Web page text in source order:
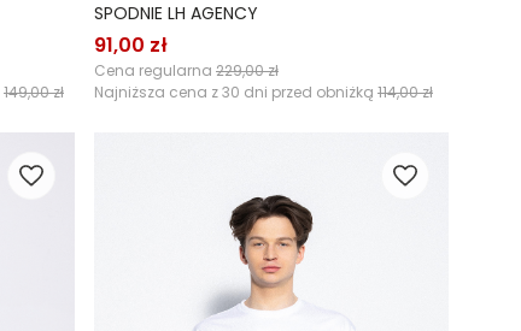
149,00 zł
SPODNIE LH AGENCY
91,00 zł
Cena regularna 229,00 zł
Najniższa cena z 30 dni przed obniżką 114,00 zł